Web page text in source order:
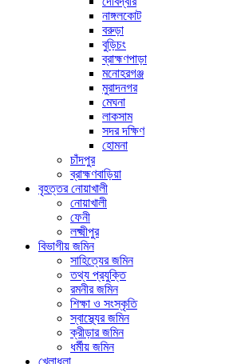
নাঙ্গলকোট
বরুড়া
বুড়িচং
ব্রাহ্মণপাড়া
মনোহরগঞ্জ
মুরাদনগর
মেঘনা
লাকসাম
সদর দক্ষিণ
হোমনা
চাঁদপুর
ব্রাহ্মণবাড়িয়া
বৃহত্তর নোয়াখালী
নোয়াখালী
ফেনী
লক্ষ্মীপুর
বিভাগীয় জমিন
সাহিত্যের জমিন
তথ্য প্রযুক্তি
রমনীর জমিন
শিক্ষা ও সংস্কৃতি
স্বাস্থ্যের জমিন
ক্রীড়ার জমিন
ধর্মীয় জমিন